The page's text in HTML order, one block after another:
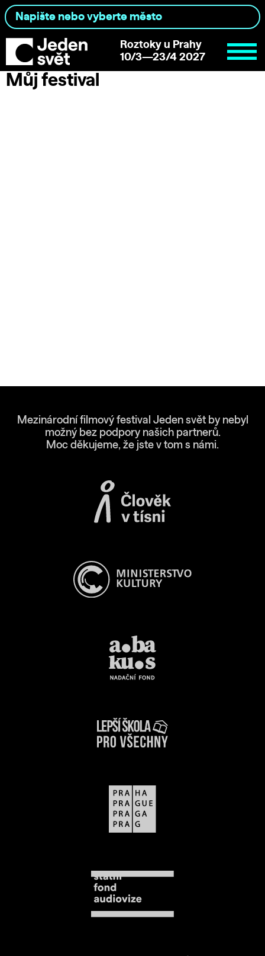
Roztoky u Prahy
10/3—23/4 2027
Můj festival
Mezinárodní filmový festival Jeden svět by nebyl
možný bez podpory našich partnerů.
Moc děkujeme, že jste v tom s námi.